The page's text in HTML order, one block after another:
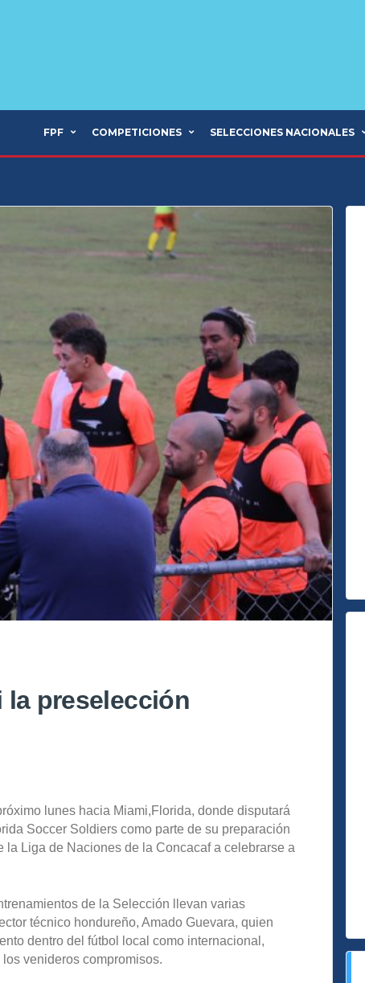
FPF COMPETICIONES SELECCIONES NACIONALES
la preselección
lunes hacia Miami,Florida, donde disputará
Soccer Soldiers como parte de su preparación
Liga de Naciones de la Concacaf a celebrarse a
de la Selección llevan varias
técnico hondureño, Amado Guevara, quien
dentro del fútbol local como internacional,
venideros compromisos.